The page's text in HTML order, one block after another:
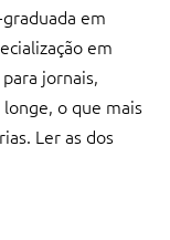
em
em
jornais,
o que mais
Ler as dos